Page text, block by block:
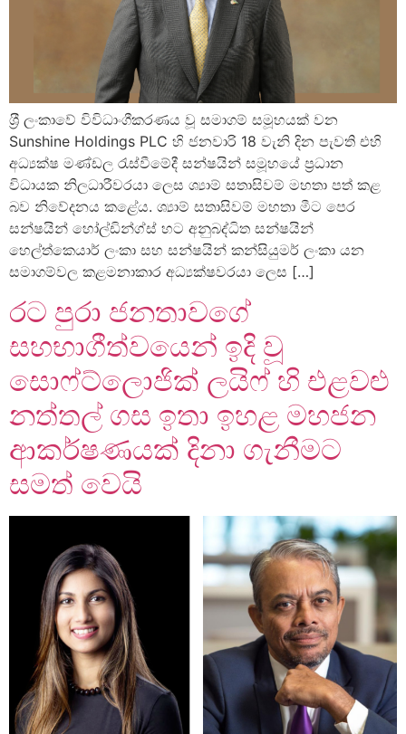
ශ‍්‍රී ලංකාවේ විවිධාංගීකරණය වූ සමාගම් සමූහයක් වන
Sunshine Holdings PLC හි ජනවාරි 18 වැනි දින පැවති එහි
අධ්‍යක්ෂ මණ්ඩල රැස්වීමේදී සන්ෂයින් සමූහයේ ප‍්‍රධාන
විධායක නිලධාරීවරයා ලෙස ශ්‍යාම් සතාසිවම් මහතා පත් කළ
බව නිවේදනය කළේය. ශ්‍යාම් සතාසිවම් මහතා මීට පෙර
සන්ෂයින් හෝල්ඩින්ග්ස් හට අනුබද්ධිත සන්ෂයින්
හෙල්ත්කෙයාර් ලංකා සහ සන්ෂයින් කන්සියුමර් ලංකා යන
සමාගම්වල කළමනාකාර අධ්‍යක්ෂවරයා ලෙස […]
රට පුරා ජනතාවගේ
සහභාගීත්වයෙන් ඉදි වූ
සොෆ්ට්ලොජික් ලයිෆ් හි එළවළු
නත්තල් ගස ඉතා ඉහළ මහජන
ආකර්ෂණයක් දිනා ගැනීමට
සමත් වෙයි